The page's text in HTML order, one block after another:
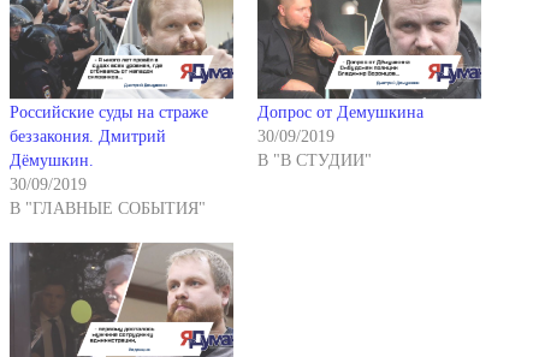
Российские суды на страже
беззакония. Дмитрий
Дёмушкин.
30/09/2019
В "ГЛАВНЫЕ СОБЫТИЯ"
Допрос от Демушкина
30/09/2019
В "В СТУДИИ"